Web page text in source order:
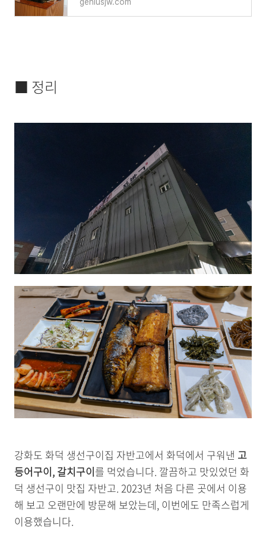
■ 정리
강화도 화덕 생선구이집 자반고에서 화덕에서 구워낸 고
등어구이, 갈치구이를 먹었습니다. 깔끔하고 맛있었던 화
덕 생선구이 맛집 자반고. 2023년 처음 다른 곳에서 이용
해 보고 오랜만에 방문해 보았는데, 이번에도 만족스럽게
이용했습니다.